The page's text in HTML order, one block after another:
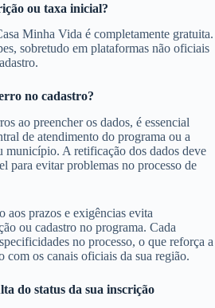
ou taxa inicial?
Minha Vida é completamente gratuita.
sobretudo em plataformas não oficiais
no cadastro?
ao preencher os dados, é essencial
de atendimento do programa ou a
município. A retificação dos dados deve
para evitar problemas no processo de
aos prazos e exigências evita
ou cadastro no programa. Cada
no processo, o que reforça a
com os canais oficiais da sua região.
do status da sua inscrição